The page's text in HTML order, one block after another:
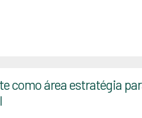
como área estratégia